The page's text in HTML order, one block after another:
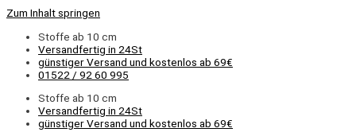
Zum Inhalt springen
Stoffe ab 10 cm
Versandfertig in 24St
günstiger Versand und kostenlos ab 69€
01522 / 92 60 995
Stoffe ab 10 cm
Versandfertig in 24St
günstiger Versand und kostenlos ab 69€